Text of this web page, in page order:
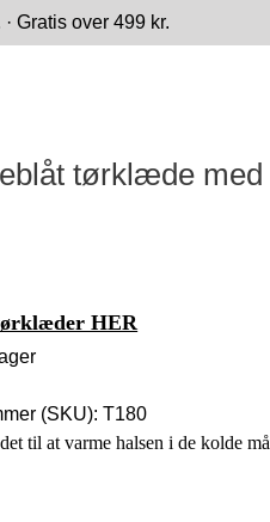
Gratis over 499 kr.
tørklæde med
HER
(SKU):T180
til at varme halsen i de kolde